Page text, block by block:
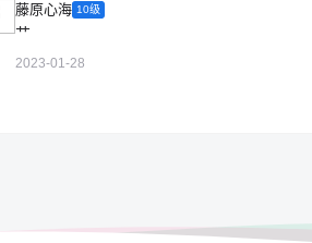
藤原心海 10级
艹
2023-01-28